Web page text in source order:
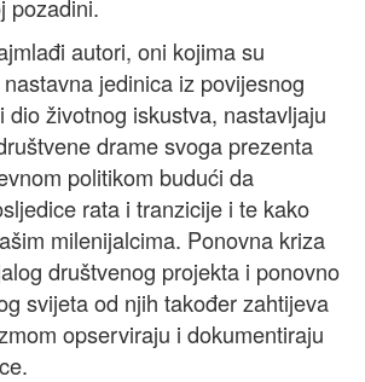
pozadini.
autori, oni kojima su
jedinica iz povijesnog
dio životnog iskustva, nastavljaju
drame svoga prezenta
politikom budući da
rata i tranzicije i te kako
milenijalcima. Ponovna kriza
društvenog projekta i ponovno
svijeta od njih također zahtijeva
opserviraju i dokumentiraju